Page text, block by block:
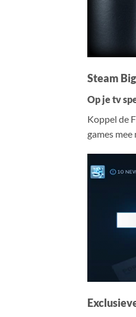
Steam
Op je tv
Koppel de
games